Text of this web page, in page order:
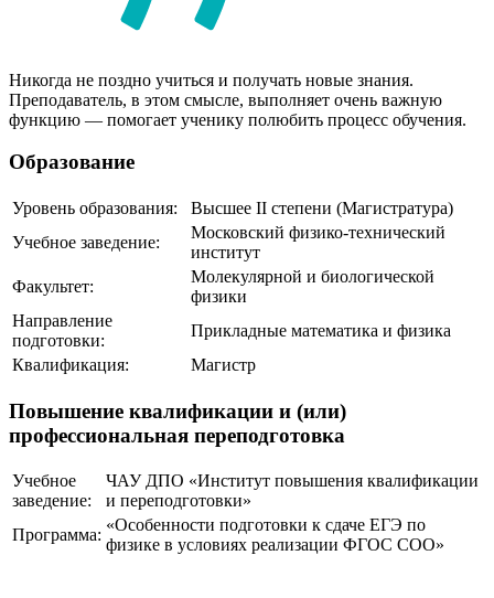
Никогда не поздно учиться и получать новые знания.
Преподаватель, в этом смысле, выполняет очень важную
функцию — помогает ученику полюбить процесс обучения.
Образование
Уровень образования:
Высшее II степени (Магистратура)
Учебное заведение:
Московский физико-технический
институт
Факультет:
Молекулярной и биологической
физики
Направление
подготовки:
Прикладные математика и физика
Квалификация:
Магистр
Повышение квалификации и (или)
профессиональная переподготовка
Учебное
заведение:
ЧАУ ДПО «Институт повышения квалификации
и переподготовки»
Программа:
«Особенности подготовки к сдаче ЕГЭ по
физике в условиях реализации ФГОС СОО»